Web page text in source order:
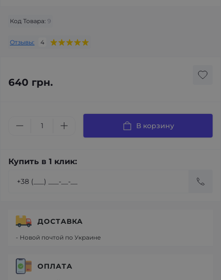
Код Товара: 9
Отзывы: 4
640 грн.
В корзину
Купить в 1 клик:
ДОСТАВКА
- Новой почтой по Украине
ОПЛАТА